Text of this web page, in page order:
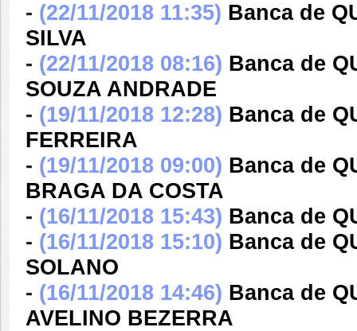
- (22/11/2018 11:35) Banca de
SILVA
- (22/11/2018 08:16) Banca de
SOUZA ANDRADE
- (19/11/2018 12:28) Banca de
FERREIRA
- (19/11/2018 09:00) Banca de
BRAGA DA COSTA
- (16/11/2018 15:43) Banca de
- (16/11/2018 15:10) Banca de
SOLANO
- (16/11/2018 14:46) Banca de
AVELINO BEZERRA